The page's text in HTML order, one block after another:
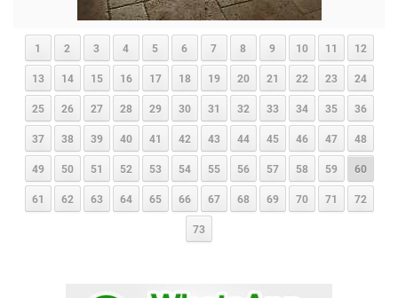
1 2 3 4 5 6 7 8 9 10 11 12
13 14 15 16 17 18 19 20 21 22 23 24
25 26 27 28 29 30 31 32 33 34 35 36
37 38 39 40 41 42 43 44 45 46 47 48
49 50 51 52 53 54 55 56 57 58 59 60
61 62 63 64 65 66 67 68 69 70 71 72
73